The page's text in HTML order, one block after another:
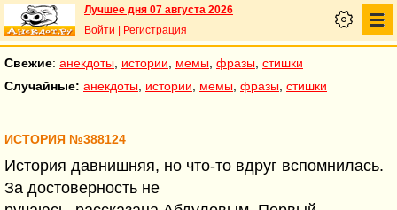
Лучшее дня 07 августа 2026
Войти
Регистрация
Свежие: анекдоты истории мемы фразы стишки
Случайные: анекдоты истории мемы фразы стишки
ИСТОРИЯ №388124
История давнишняя, но что-то вдруг вспомнилась.
За достоверность не